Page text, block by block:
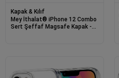
Kapak & Kılıf
Mey İthalat® iPhone 12 Combo
Sert Şeffaf Magsafe Kapak -